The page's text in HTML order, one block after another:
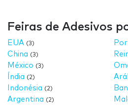
Feiras de Adesivos
EUA (3)
China (3)
México (3)
Índia (2)
Indonésia (2)
Argentina (2)